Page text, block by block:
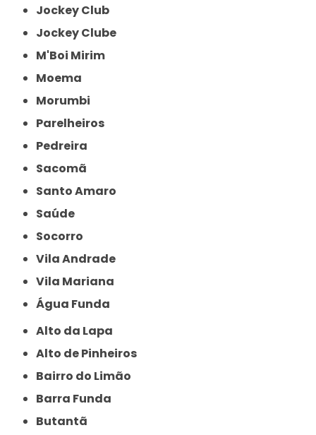
Jockey Club
Jockey Clube
M'Boi Mirim
Moema
Morumbi
Parelheiros
Pedreira
Sacomã
Santo Amaro
Saúde
Socorro
Vila Andrade
Vila Mariana
Água Funda
Alto da Lapa
Alto de Pinheiros
Bairro do Limão
Barra Funda
Butantã